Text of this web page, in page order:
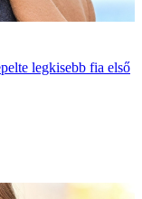
legkisebb fia első